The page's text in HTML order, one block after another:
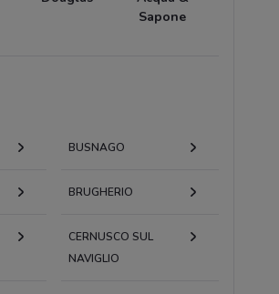
Sapone
BUSNAGO
BRUGHERIO
CERNUSCO SUL
NAVIGLIO